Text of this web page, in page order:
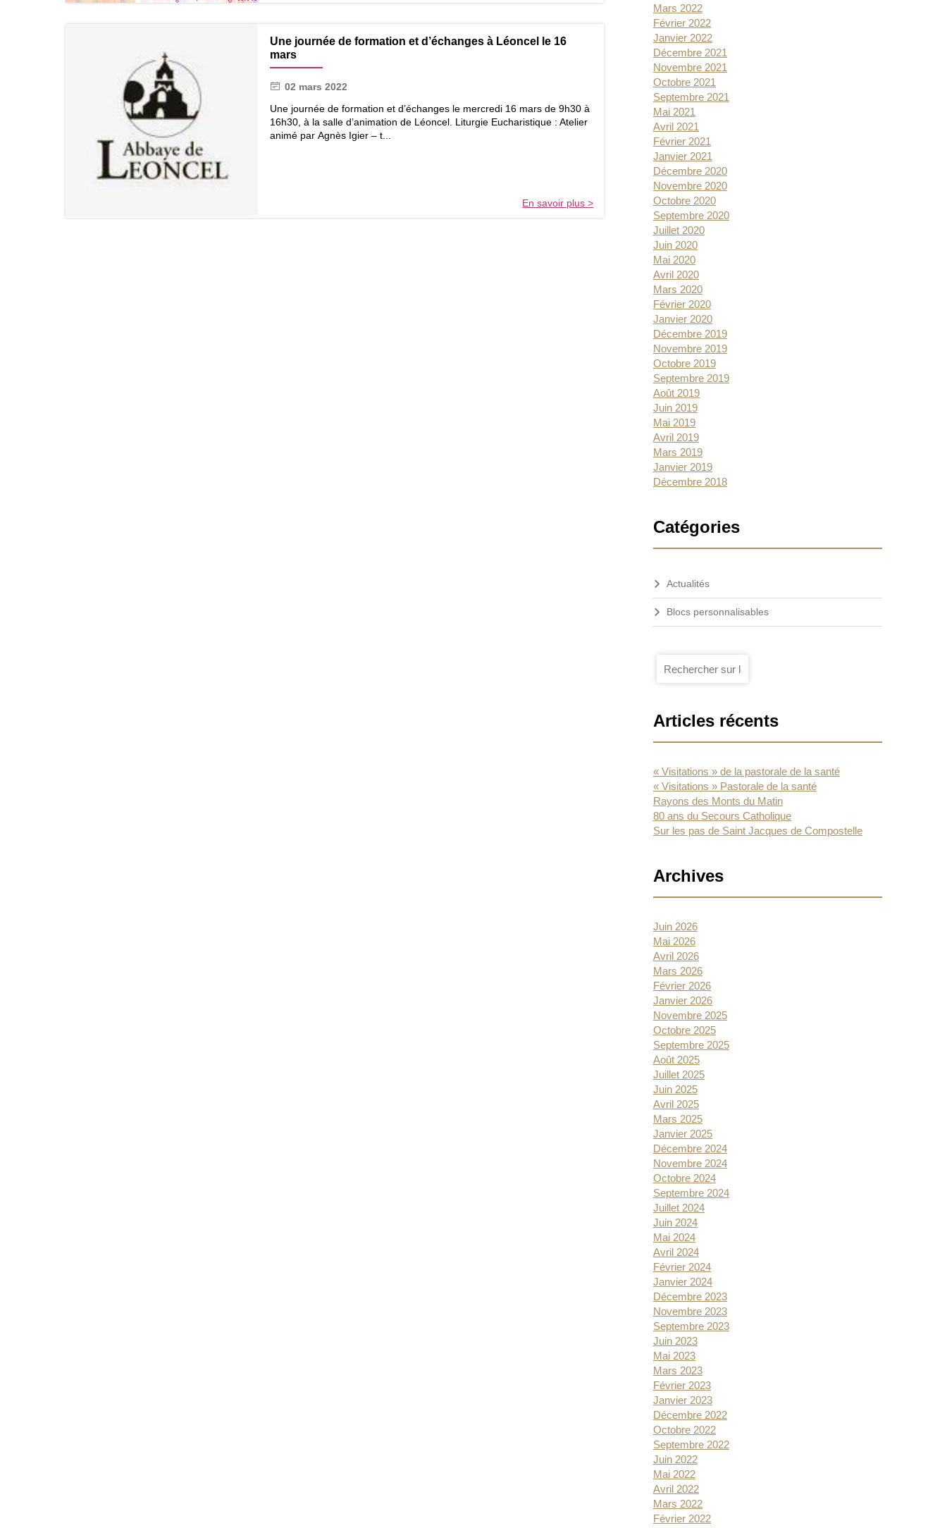
Une journée de formation et d’échanges à Léoncel le 16
mars
02 mars 2022
Une journée de formation et d’échanges le mercredi 16 mars de 9h30 à
16h30, à la salle d’animation de Léoncel. Liturgie Eucharistique : Atelier
animé par Agnès Igier – t...
En savoir plus >
Mars 2022
Février 2022
Janvier 2022
Décembre 2021
Novembre 2021
Octobre 2021
Septembre 2021
Mai 2021
Avril 2021
Février 2021
Janvier 2021
Décembre 2020
Novembre 2020
Octobre 2020
Septembre 2020
Juillet 2020
Juin 2020
Mai 2020
Avril 2020
Mars 2020
Février 2020
Janvier 2020
Décembre 2019
Novembre 2019
Octobre 2019
Septembre 2019
Août 2019
Juin 2019
Mai 2019
Avril 2019
Mars 2019
Janvier 2019
Décembre 2018
Catégories
Actualités
Blocs personnalisables
recherche
Articles récents
« Visitations » de la pastorale de la santé
« Visitations » Pastorale de la santé
Rayons des Monts du Matin
80 ans du Secours Catholique
Sur les pas de Saint Jacques de Compostelle
Archives
Juin 2026
Mai 2026
Avril 2026
Mars 2026
Février 2026
Janvier 2026
Novembre 2025
Octobre 2025
Septembre 2025
Août 2025
Juillet 2025
Juin 2025
Avril 2025
Mars 2025
Janvier 2025
Décembre 2024
Novembre 2024
Octobre 2024
Septembre 2024
Juillet 2024
Juin 2024
Mai 2024
Avril 2024
Février 2024
Janvier 2024
Décembre 2023
Novembre 2023
Septembre 2023
Juin 2023
Mai 2023
Mars 2023
Février 2023
Janvier 2023
Décembre 2022
Octobre 2022
Septembre 2022
Juin 2022
Mai 2022
Avril 2022
Mars 2022
Février 2022